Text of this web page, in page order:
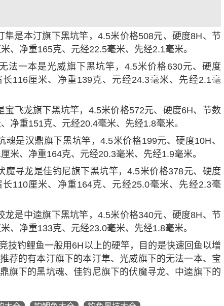
隼是本汀旗下黑坑竿，4.5米价格508元、硬度8H、节
、净重165克、元经22.5毫米、先经2.1毫米。
法一本是光威旗下黑坑竿，4.5米价格630元、硬度
116厘米、净重139克、元经24.3毫米、先经2.1毫
宝飞龙旗下黑坑竿，4.5米价格572元、硬度6H、节数
净重151克、元经20.4毫米、先经1.8毫米。
魂是汉鼎旗下黑坑竿，4.5米价格199元、硬度10H、
米、净重164克、元经20.3毫米、先经1.9毫米。
魔寻龙是佳钓尼旗下黑坑竿，4.5米价格378元、硬度
110厘米、净重164克、元经25.0毫米、先经2.3毫
龙是中逵旗下黑坑竿，4.5米价格340元、硬度8H、节
、净重133克、元经23.0毫米、先经1.8毫米。
技钓鲤鱼一般用6H以上的硬竿，目的是快速回鱼以增
荐的有本汀旗下的本汀隼、光威旗下的无法一本、宝
旗下的黑坑魂、佳钓尼旗下的伏魔寻龙、中逵旗下的